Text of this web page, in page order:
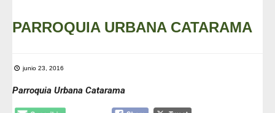
PARROQUIA URBANA CATARAMA
junio 23, 2016
Parroquia Urbana Catarama